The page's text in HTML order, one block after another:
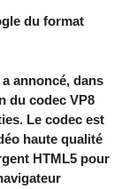
du format
annoncé, dans
du codec VP8
Le codec est
haute qualité
HTML5 pour